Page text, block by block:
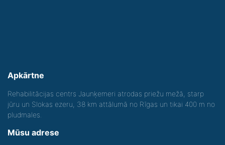
Apkārtne
Rehabilitācijas centrs Jaunķemeri atrodas priežu mežā, starp
jūru un Slokas ezeru, 38 km attālumā no Rīgas un tikai 400 m no
pludmales.
Mūsu adrese